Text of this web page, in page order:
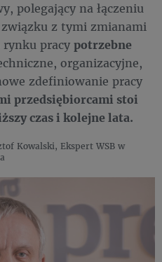
polegający na łączeniu
z tymi zmianami
rynku pracy potrzebne
organizacyjne,
zdefiniowanie pracy
przedsiębiorcami stoi
czas i kolejne lata.
Kowalski, Ekspert WSB w